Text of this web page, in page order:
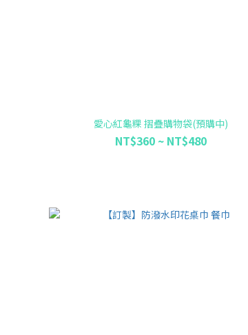
愛心紅龜粿 摺疊購物袋(預購中)
NT$360 ~ NT$480